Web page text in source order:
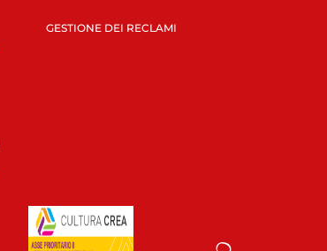
GESTIONE DEI RECLAMI